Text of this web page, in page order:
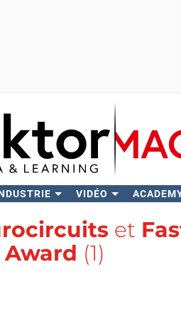
VIDÉO
et
(1)